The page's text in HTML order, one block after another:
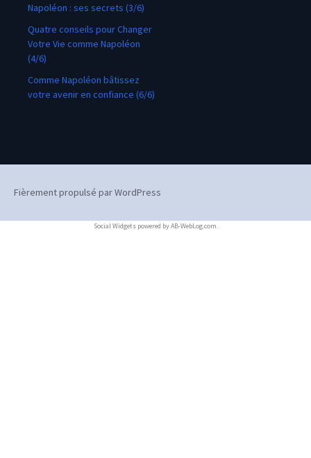
Napoléon : ses secrets (3/6)
Quatre conseils pour Changer
Votre Vie comme Napoléon
(4/6)
Comme Napoléon bâtissez
votre avenir en confiance (6/6)
Fièrement propulsé par WordPress
Social Widgetspowered byAB-WebLog.com.